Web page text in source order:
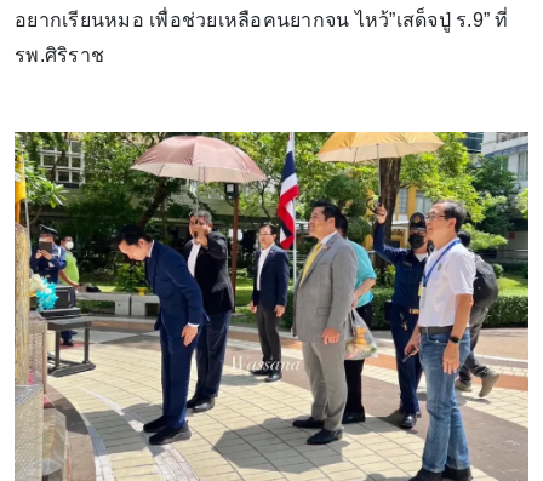
อยากเรียนหมอ เพื่อช่วยเหลือคนยากจน ไหว้”เสด็จปู่ ร.9” ที่
รพ.ศิริราช